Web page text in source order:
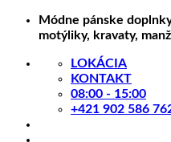
Skip
Módne pánske
motýliky, kravaty,
LOKÁCIA
KONTAKT
08:00 - 15:00
+421 902 586